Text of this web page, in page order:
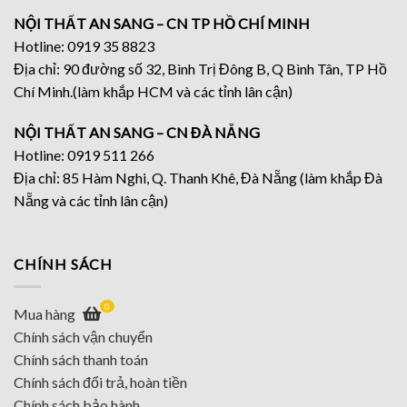
NỘI THẤT AN SANG – CN TP HỒ CHÍ MINH
Hotline: 0919 35 8823
Địa chỉ: 90 đường số 32, Bình Trị Đông B, Q Bình Tân, TP Hồ
Chí Minh.(làm khắp HCM và các tỉnh lân cận)
NỘI THẤT AN SANG – CN ĐÀ NẴNG
Hotline: 0919 511 266
Địa chỉ: 85 Hàm Nghi, Q. Thanh Khê, Đà Nẵng (làm khắp Đà
Nẵng và các tỉnh lân cận)
CHÍNH SÁCH
Mua hàng 0
Chính sách vận chuyển
Chính sách thanh toán
Chính sách đổi trả, hoàn tiền